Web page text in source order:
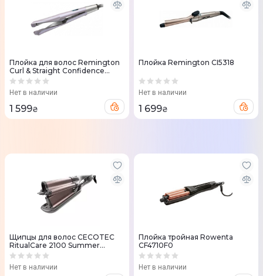
Плойка для волос Remington
Curl & Straight Confidence
S6606GP
Нет в наличии
1 599₴
Плойка Remington CI5318
Нет в наличии
1 699₴
Щипцы для волос CECOTEC
RitualCare 2100 Summer
Waves CCTC-04196
Нет в наличии
Плойка тройная Rowenta
CF4710F0
Нет в наличии